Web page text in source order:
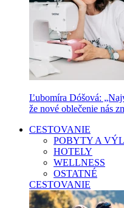
Ľubomíra Dóšová:
že nové oblečenie nás
CESTOVANIE
POBYTY A
HOTELY
WELLNESS
OSTATNÉ
CESTOVANIE